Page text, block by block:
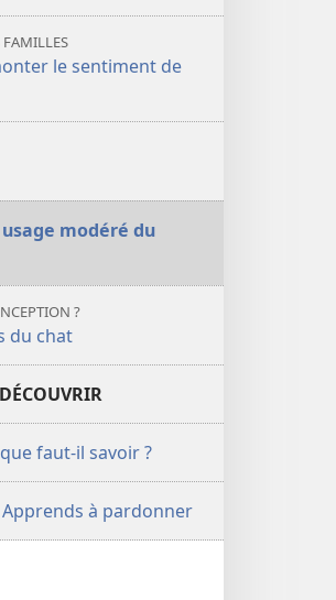
FAMILLES
le sentiment de
modéré du
?
du chat
faut-il savoir ?
Apprends à pardonner